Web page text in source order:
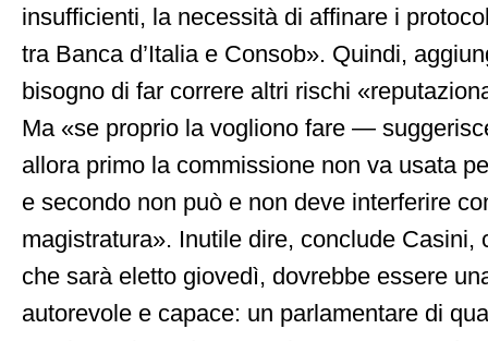
insufficienti, la necessità di affinare i
tra Banca d’Italia e Consob». Quindi,
bisogno di far correre altri rischi
Ma «se proprio la vogliono fare —
allora primo la commissione non va usata
e secondo non può e non deve interferire
magistratura». Inutile dire, conclude Casini,
che sarà eletto giovedì, dovrebbe essere
autorevole e capace: un parlamentare di